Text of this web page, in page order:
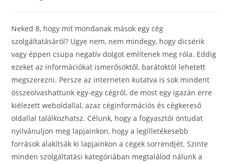
Neked 8, hogy mit mondanak mások egy cég
szolgáltatásáról? Ugye nem, nem mindegy, hogy dicsérik
vagy éppen csupa negatív dolgot említenek meg róla. Eddig
ezeket az információkat ismerősöktől, barátoktól lehetett
megszerezni. Persze az interneten kutatva is sok mindent
összeolvashattunk egy-egy cégről, de most egy igazán erre
kiélezett weboldallal, azaz céginformációs és cégkereső
oldallal találkozhatsz. Célunk, hogy a fogyasztói öntudat
nyilvánuljon meg lapjainkon, hogy a legilletékesebb
források alakítsák ki lapjainkon a cégek sorrendjét. Szinte
minden szolgáltatási kategóriában megtalálod nálunk a